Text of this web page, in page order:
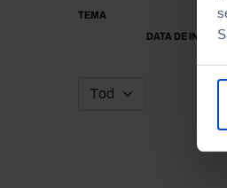
TEMA
DATA DE INÍCIO